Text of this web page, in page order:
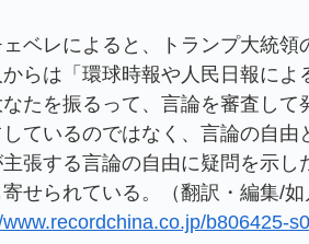
ェベレによると、トランプ大統
らは「環球時報や人民日報に
たを振るって、言論を審査し
ているのではなく、言論の自
張する言論の自由に疑問を示
せられている。（翻訳・編集/
b806425-